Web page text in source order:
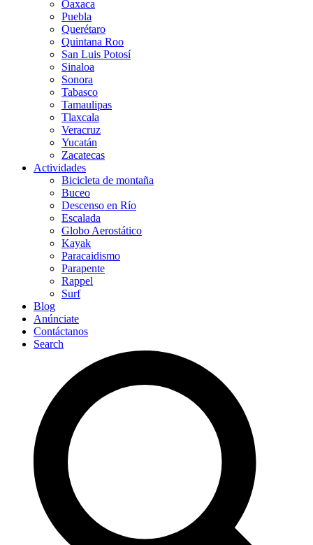
Oaxaca
Puebla
Querétaro
Quintana Roo
San Luis Potosí
Sinaloa
Sonora
Tabasco
Tamaulipas
Tlaxcala
Veracruz
Yucatán
Zacatecas
Actividades
Bicicleta de montaña
Buceo
Descenso en Río
Escalada
Globo Aerostático
Kayak
Paracaidismo
Parapente
Rappel
Surf
Blog
Anúnciate
Contáctanos
Search